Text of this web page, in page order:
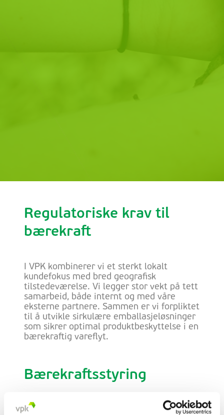
Regulatoriske krav til
bærekraft
I VPK kombinerer vi et sterkt lokalt
kundefokus med bred geografisk
tilstedeværelse. Vi legger stor vekt på tett
samarbeid, både internt og med våre
eksterne partnere. Sammen er vi forpliktet
til å utvikle sirkulære emballasjeløsninger
som sikrer optimal produktbeskyttelse i en
bærekraftig vareflyt.
Bærekraftsstyring
Selv om VPK Group ikke er børsnotert,
sikrer konsernet full åpenhet gjennom